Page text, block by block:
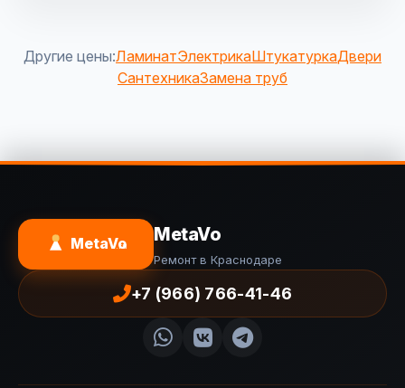
Другие цены:ЛаминатЭлектрикаШтукатуркаДвери
СантехникаЗамена труб
MetaVo
.ru
MetaVo
Ремонт в Краснодаре
+7 (966) 766-41-46